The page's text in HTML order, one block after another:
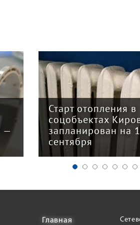
Закон о налоговой
реформе принят:
главных
для бизнеса
Главная